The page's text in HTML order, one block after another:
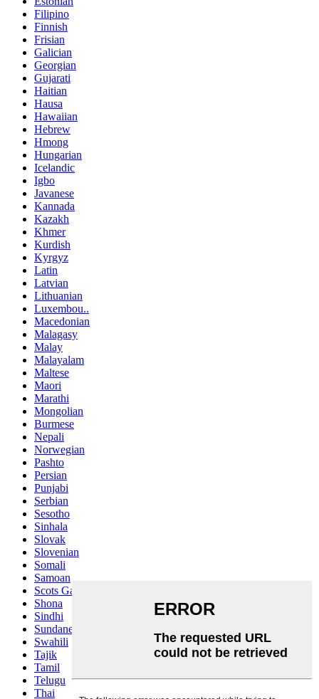
Filipino
Finnish
Frisian
Galician
Georgian
Gujarati
Haitian
Hausa
Hawaiian
Hebrew
Hmong
Hungarian
Icelandic
Igbo
Javanese
Kannada
Kazakh
Khmer
Kurdish
Kyrgyz
Latin
Latvian
Lithuanian
Luxembou..
Macedonian
Malagasy
Malay
Malayalam
Maltese
Maori
Marathi
Mongolian
Burmese
Nepali
Norwegian
Pashto
Persian
Punjabi
Serbian
Sesotho
Sinhala
Slovak
Slovenian
Somali
Samoan
Scots Gaelic
Shona
Sindhi
Sundanese
Swahili
Tajik
Tamil
Telugu
Thai